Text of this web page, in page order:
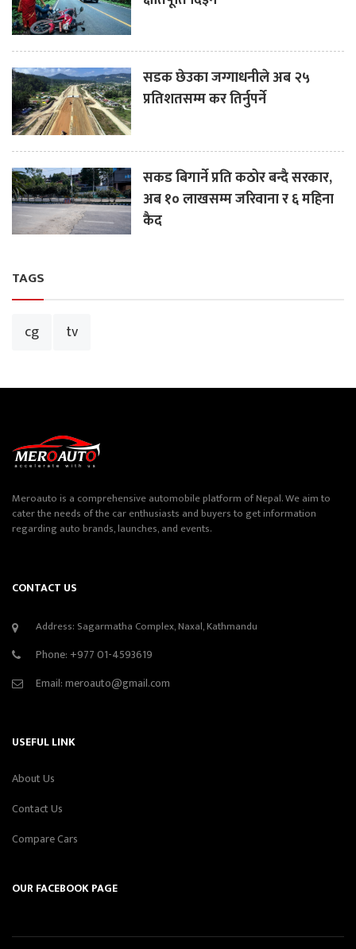
सडक छेउका जग्गाधनीले अब २५
प्रतिशतसम्म कर तिर्नुपर्ने
सकड बिगार्ने प्रति कठोर बन्दै सरकार,
अब १० लाखसम्म जरिवाना र ६ महिना
कैद
TAGS
cg tv
Meroauto is a comprehensive automobile platform of Nepal. We aim to
cater the needs of the car enthusiasts and buyers to get information
regarding auto brands, launches, and events.
CONTACT US
Address: Sagarmatha Complex, Naxal, Kathmandu
Phone: +977 01-4593619
Email:meroauto@gmail.com
USEFUL LINK
About Us
Contact Us
Compare Cars
OUR FACEBOOK PAGE